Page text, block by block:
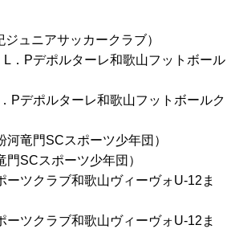
ュニアサッカークラブ）
．Pデポルターレ和歌山フットボール
Pデポルターレ和歌山フットボールク
竜門SCスポーツ少年団）
SCスポーツ少年団）
ーツクラブ和歌山ヴィーヴォU-12ま
ーツクラブ和歌山ヴィーヴォU-12ま